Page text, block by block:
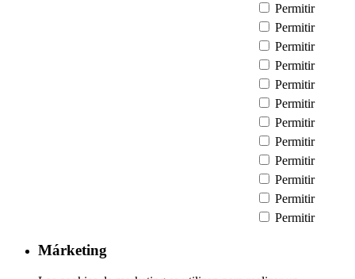
Permitir
Permitir
Permitir
Permitir
Permitir
Permitir
Permitir
Permitir
Permitir
Permitir
Permitir
Permitir
Márketing